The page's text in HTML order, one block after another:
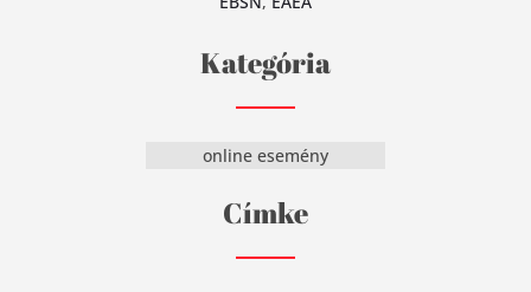
Kategória
online esemény
Címke